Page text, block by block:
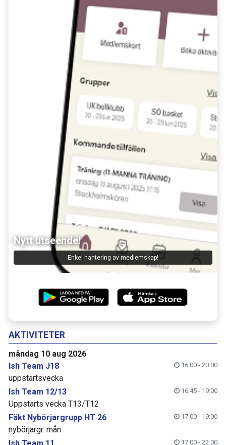
Nytt utseende!
Enkel hantering av medlemskap!
AKTIVITETER
måndag 10 aug 2026
Ish Team J18
16:00 - 20:00
uppstartsvecka
Ish Team 12/13
16:45 - 19:00
Uppstarts vecka T13/T12
Fäkt Nybörjargrupp HT 26
17:00 - 19:00
nybörjargr. mån
17:00 - 22:00